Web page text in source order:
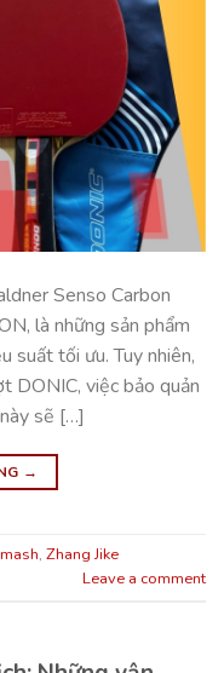
Senso Carbon
là những sản phẩm
suất tối ưu. Tuy nhiên,
DONIC, việc bảo quản
sẽ […]
→
, Zhang Jike
Leave a comment